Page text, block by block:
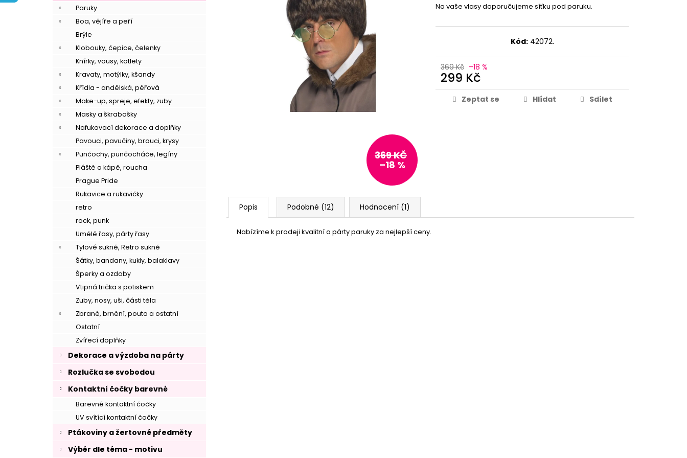
Paruky
Boa, vějíře a peří
Brýle
Klobouky, čepice, čelenky
Knírky, vousy, kotlety
Kravaty, motýlky, kšandy
Křídla - andělská, péřová
Make-up, spreje, efekty, zuby
Masky a škrabošky
Nafukovací dekorace a doplňky
Pavouci, pavučiny, brouci, krysy
Punčochy, punčocháče, legíny
Pláště a kápě, roucha
Prague Pride
Rukavice a rukavičky
retro
rock, punk
Umělé řasy, párty řasy
Tylové sukně, Retro sukně
Šátky, bandany, kukly, balaklavy
Šperky a ozdoby
Vtipná trička s potiskem
Zuby, nosy, uši, části těla
Zbraně, brnění, pouta a ostatní
Ostatní
Zvířecí doplňky
Dekorace a výzdoba na párty
Rozlučka se svobodou
Kontaktní čočky barevné
Barevné kontaktní čočky
UV svítící kontaktní čočky
Ptákoviny a žertovné předměty
Výběr dle téma - motivu
Na vaše vlasy doporučujeme síťku pod paruku.
Kód: 42072.
369 Kč –18 %
299 Kč
Zeptat se Hlídat Sdílet
369 KČ
–18 %
Popis Podobné (12) Hodnocení (1)
Nabízíme k prodeji kvalitní a párty paruky za nejlepší ceny.